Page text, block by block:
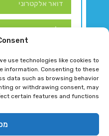
use technologies like cookies to
information. Consenting to these
data such as browsing behavior
or withdrawing consent, may
certain features and functions.